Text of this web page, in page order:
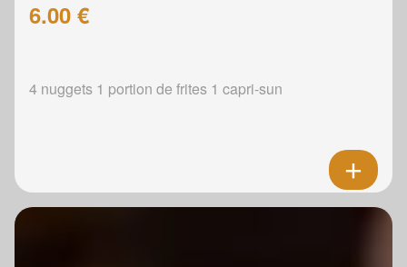
6.00 €
4 nuggets 1 portion de frites 1 capri-sun